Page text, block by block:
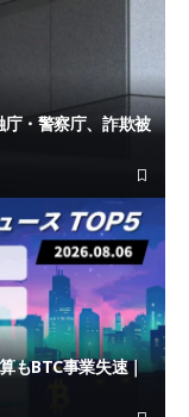
・警察庁、詐欺被
もBTC事業失速｜